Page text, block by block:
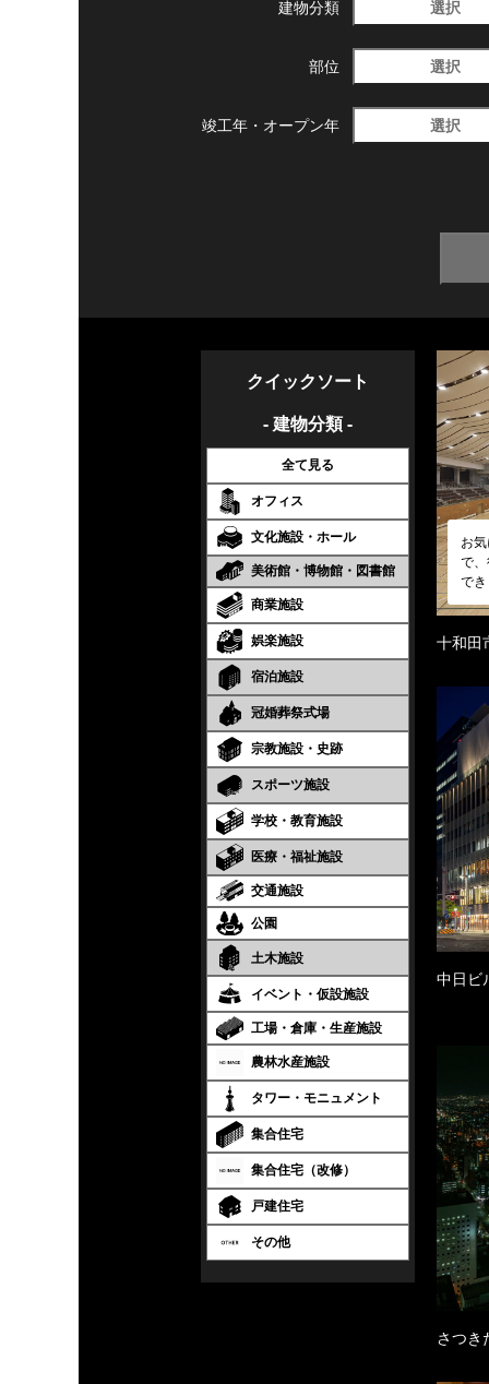
建物分類 選択
部位 選択
竣工年・ オープン年 選択
クイックソート
- 建物分類 -
全て見る
オフィス
文化施設・ホール
美術館・博物館・図書館
商業施設
娯楽施設
宿泊施設
冠婚葬祭式場
宗教施設・史跡
スポーツ施設
学校・教育施設
医療・福祉施設
交通施設
公園
土木施設
イベント・仮設施設
工場・倉庫・生産施設
農林水産施設
タワー・モニュメント
集合住宅
集合住宅（改修）
戸建住宅
その他
お
で
で
十和田
中日ビ
さつき